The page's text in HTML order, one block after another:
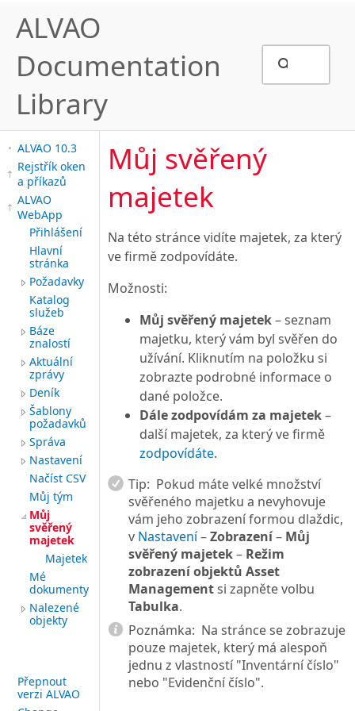
ALVAO
Documentation
Library
ALVAO 10.3
Rejstřík oken
a příkazů
ALVAO
WebApp
Přihlášení
Hlavní
stránka
Požadavky
Katalog
služeb
Báze
znalostí
Aktuální
zprávy
Deník
Šablony
požadavků
Správa
Nastavení
Načíst CSV
Můj tým
Můj
svěřený
majetek
Majetek
Mé
dokumenty
Nalezené
objekty
Přepnout
verzi ALVAO
Můj svěřený
majetek
Na této stránce vidíte majetek, za který
ve firmě zodpovídáte.
Možnosti:
Můj svěřený majetek– seznam
majetku, který vám byl svěřen do
užívání. Kliknutím na položku si
zobrazte podrobné informace o
dané položce.
Dále zodpovídám za majetek–
další majetek, za který ve firmě
zodpovídáte.
Tip: Pokud máte velké množství
svěřeného majetku a nevyhovuje
vám jeho zobrazení formou dlaždic,
v Nastavení–Zobrazení– Můj
svěřený majetek– Režim
zobrazení objektů Asset
Managementsi zapněte volbu
Tabulka.
Poznámka: Na stránce se zobrazuje
pouze majetek, který má alespoň
jednu z vlastností "Inventární číslo"
nebo "Evidenční číslo".